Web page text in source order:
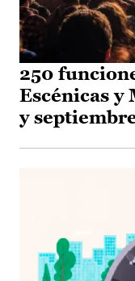
250
Escénicas y
y